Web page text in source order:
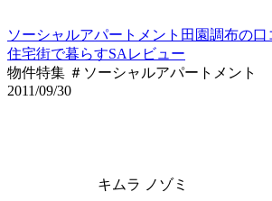
ソーシャルアパートメント田園調布の
住宅街で暮らすSAレビュー
物件特集 ＃ソーシャルアパートメント
2011/09/30
キムラ ノゾミ